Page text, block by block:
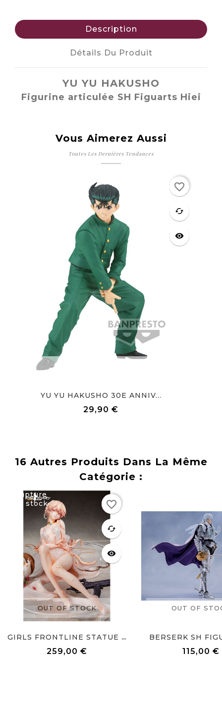
Description
Détails Du Produit
YU YU HAKUSHO
Figurine articulée SH Figuarts Hiei
Vous Aimerez Aussi
Toutes Les Dernières Tendances
favorite
cached
visibility
YU YU HAKUSHO 30E ANNIV...
29,90 €
favorite_border
16 Autres Produits Dans La Même
Catégorie :
Rupture
de stock
OUT OF STOCK
favorite
cached
visibility
GIRLS FRONTLINE STATUE 1/7...
259,00 €
favorite_border
OUT OF
BERSERK SH
115,00 €